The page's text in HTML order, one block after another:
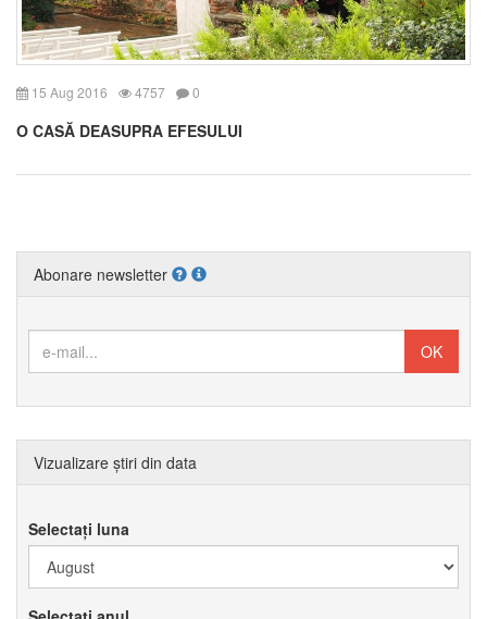
15 Aug 2016 4757 0
O CASĂ DEASUPRA EFESULUI
Abonare newsletter
Vizualizare știri din data
Selectați luna